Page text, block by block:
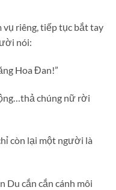
riêng, tiếp tục bắt tay
nói:
Hoa Đan!”
chúng nữ rời
còn lại một người là
Du cắn cắn cánh môi